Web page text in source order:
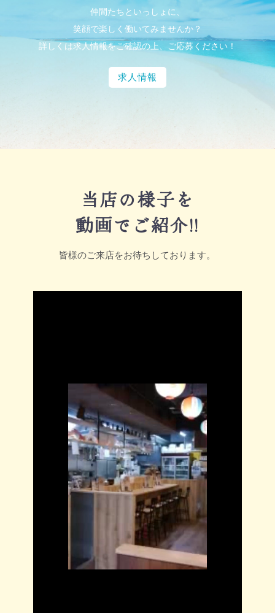
仲間たちといっしょに、
笑顔で楽しく働いてみませんか？
詳しくは求人情報をご確認の上、ご応募ください！
求人情報
当店の様子を
動画でご紹介!!
皆様のご来店をお待ちしております。